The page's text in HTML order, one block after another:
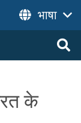
भाषा
के